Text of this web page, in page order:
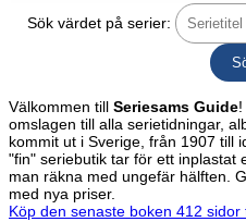
Sök värdet på serier:
Välkommen till Seriesams Guide
omslagen till alla serietidningar,
kommit ut i Sverige, från 1907 till
"fin" seriebutik tar för ett inplastat
man räkna med ungefär hälften.
med nya priser.
Köp den senaste boken 412 sidor